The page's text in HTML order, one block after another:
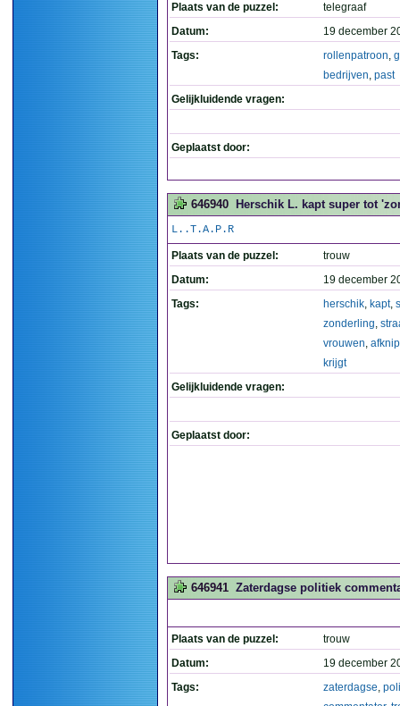
Plaats van de puzzel:
telegraaf
Datum:
19 december
Tags:
rollenpatroon,
bedrijven, past
Gelijkluidende vragen:
Geplaatst door:
646940 Herschik L. kapt super tot
L..T.A.P.R
Plaats van de puzzel:
trouw
Datum:
19 december
Tags:
herschik, kapt,
zonderling,
vrouwen,
krijgt
Gelijkluidende vragen:
Geplaatst door:
646941 Zaterdagse politiek
Plaats van de puzzel:
trouw
Datum:
19 december
Tags:
zaterdagse,